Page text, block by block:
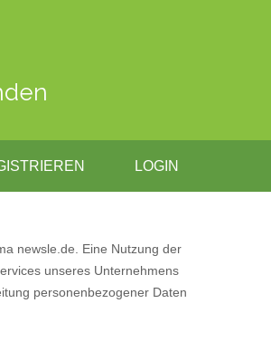
LOGIN
newsle.de. Eine Nutzung der
unseres Unternehmens
personenbezogener Daten